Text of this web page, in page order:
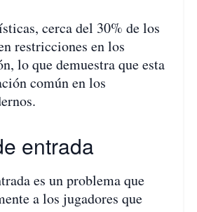
cerca del 30% de los
restricciones en los
lo que demuestra que esta
común en los
entrada
es un problema que
a los jugadores que